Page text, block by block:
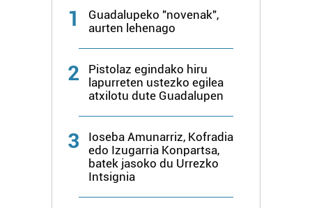
1
Guadalupeko "novenak",
aurten lehenago
2
Pistolaz egindako hiru
lapurreten ustezko egilea
atxilotu dute Guadalupen
3
Ioseba Amunarriz, Kofradia
edo Izugarria Konpartsa,
batek jasoko du Urrezko
Intsignia